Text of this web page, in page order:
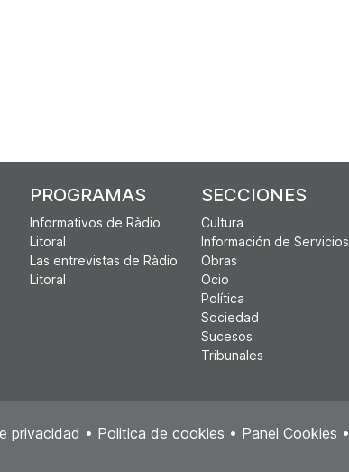
PROGRAMAS
Informativos de Ràdio
Litoral
Las entrevistas de Ràdio
Litoral
SECCIONES
Cultura
Información de Servicios
Obras
Ocio
Política
Sociedad
Sucesos
Tribunales
privacidad • Politica de cookies • Panel Cookies •